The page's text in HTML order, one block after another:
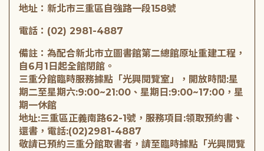
地址：新北市三重區自強路一段158號
電話：(02) 2981-4887
備註：為配合新北市立圖書館第二總館原址重建工程，
自6月1日起全館閉館。
三重分館臨時服務據點「光興閱覽室」，開放時間:星
期二至星期六:9:00~21:00、星期日:9:00~17:00，星
期一休館
地址:三重區正義南路62-1號，服務項目:領取預約書、
還書，電話:(02)2981-4887
敬請已預約三重分館取書者，請至臨時據點「光興閱覽